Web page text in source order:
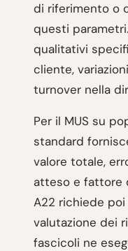
di riferimento o
questi
qualitativi
cliente,
turnover nella
Per il MUS su
standard
valore totale,
atteso e fattore
A22 richiede
valutazione dei
fascicoli ne